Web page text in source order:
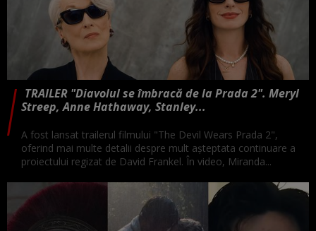
TRAILER "Diavolul se îmbracă de la Prada 2". Meryl
Streep, Anne Hathaway, Stanley...
A fost lansat trailerul filmului "The Devil Wears Prada 2",
oferind mai multe detalii despre mult aşteptata continuare a
proiectului regizat de David Frankel. În video, Miranda...